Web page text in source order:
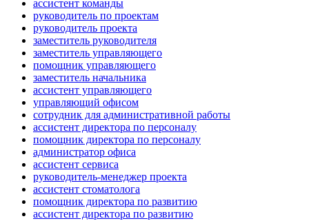
ассистент команды
руководитель по проектам
руководитель проекта
заместитель руководителя
заместитель управляющего
помощник управляющего
заместитель начальника
ассистент управляющего
управляющий офисом
сотрудник для административной работы
ассистент директора по персоналу
помощник директора по персоналу
администратор офиса
ассистент сервиса
руководитель-менеджер проекта
ассистент стоматолога
помощник директора по развитию
ассистент директора по развитию